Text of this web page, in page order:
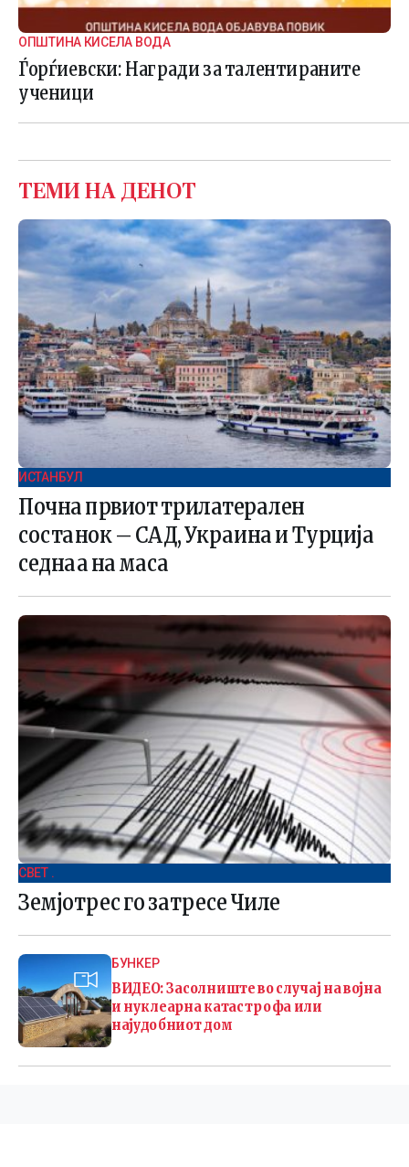
ОПШТИНА КИСЕЛА ВОДА
Ѓорѓиевски: Награди за талентираните
ученици
ТЕМИ НА ДЕНОТ
ИСТАНБУЛ
Почна првиот трилатерален
состанок – САД, Украина и Турција
седнаа на маса
СВЕТ .
Земјотрес го затресе Чиле
БУНКЕР
ВИДЕО: Засолниште во случај на војна
и нуклеарна катастрофа или
најудобниот дом